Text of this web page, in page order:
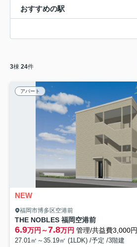
おすすめの駅
3棟 24件
アパート
NEW
福岡市博多区空港前
THE NOBLES 福岡空港前
6.9万円～7.8万円 管理/共益費3,000円
27.01㎡～35.19㎡ (1LDK) /予定 /3階建